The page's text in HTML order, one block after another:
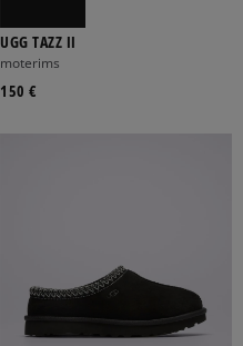
UGG TAZZ II
moterims
150 €